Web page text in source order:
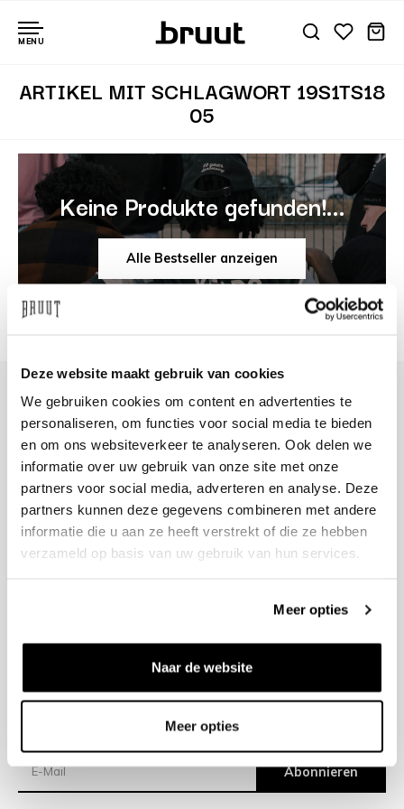
Deze website maakt gebruik van cookies
We gebruiken cookies om content en advertenties te
personaliseren, om functies voor social media te bieden
en om ons websiteverkeer te analyseren. Ook delen we
informatie over uw gebruik van onze site met onze
partners voor social media, adverteren en analyse. Deze
partners kunnen deze gegevens combineren met andere
informatie die u aan ze heeft verstrekt of die ze hebben
verzameld op basis van uw gebruik van hun services.
Meer opties
Naar de website
Meer opties
MENU
ARTIKEL MIT SCHLAGWORT 19S1TS18
05
Keine Produkte gefunden!...
Alle Bestseller anzeigen
+31 23 205 2006
info@bruut.nl
Kontakt Formular
Offen bis 18:00
ÖFFNUNGSZEITEN ANZEIGEN
Versand
Abonnieren